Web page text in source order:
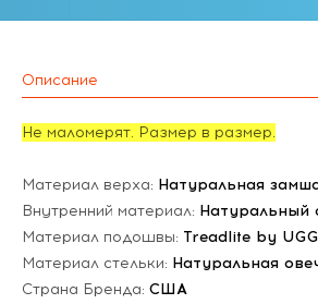
Описание
Не маломерят. Размер в размер.
Материал верха: Натуральная
Внутренний материал: Натуральный
Материал подошвы: Treadlite by
Материал стельки: Натуральная
Страна Бренда: США